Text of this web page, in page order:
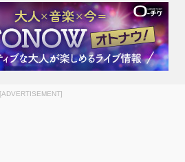
[ADVERTISEMENT]